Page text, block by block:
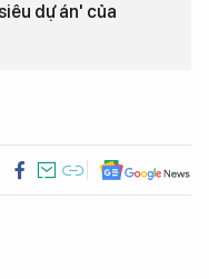
dự án' của